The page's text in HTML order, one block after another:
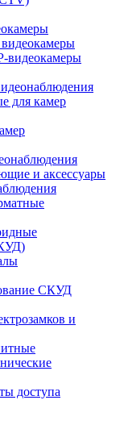
видеокамеры
для камер
и аксессуары
СКУД
и
доступа